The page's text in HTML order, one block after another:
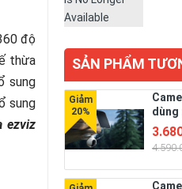
độ
thừa
sung
sung
ezviz
SẢN PHẨM
dùng